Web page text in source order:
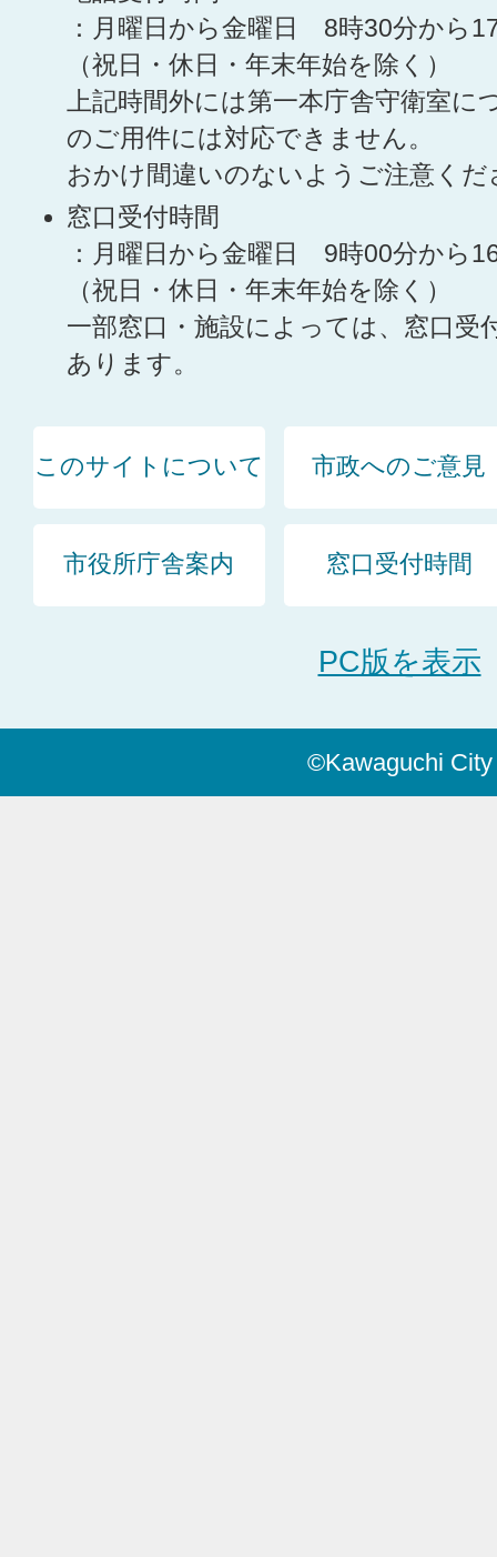
：月曜日から金曜日 8時30分から
（祝日・休日・年末年始を除く）
上記時間外には第一本庁舎守衛室に
のご用件には対応できません。
おかけ間違いのないようご注意くだ
窓口受付時間
：月曜日から金曜日 9時00分から
（祝日・休日・年末年始を除く）
一部窓口・施設によっては、窓口受
あります。
このサイトについて 市政へのご意見
市役所庁舎案内 窓口受付時間
PC版を表示
©Kawaguchi City